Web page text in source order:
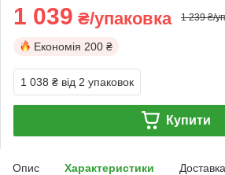
1 039 ₴/упаковка 1 239 ₴/
Економія 200 ₴
1 038 ₴ від 2 упаковок
Купити
Опис Характеристики Доставка